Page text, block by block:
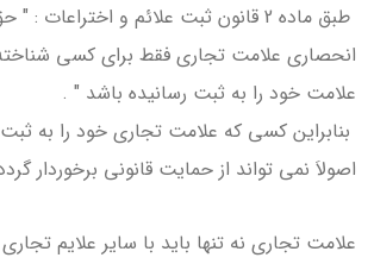
طبق ماده 2 قانون ثبت علائم و اختراعات
انحصاری علامت تجاری فقط برای کسی
علامت خود را به ثبت رسانیده باشد " .
بنابراین کسی که علامت تجاری خود را به
اصولاَ نمی تواند از حمایت قانونی برخوردار
علامت تجاری نه تنها باید با سایر علایم